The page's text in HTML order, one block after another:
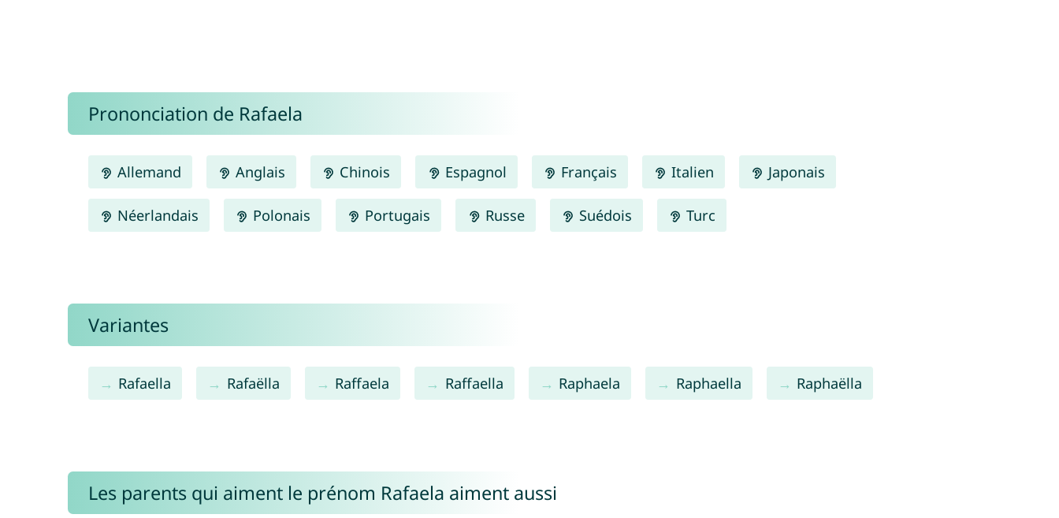
Prononciation de Rafaela
Allemand Anglais Chinois Espagnol Français Italien Japonais
Néerlandais Polonais Portugais Russe Suédois Turc
Variantes
Rafaella Rafaëlla Raffaela Raffaella Raphaela Raphaella Raphaëlla
Les parents qui aiment le prénom Rafaela aiment aussi